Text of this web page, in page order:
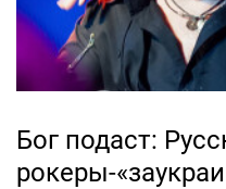
Бог подаст:
рокеры-